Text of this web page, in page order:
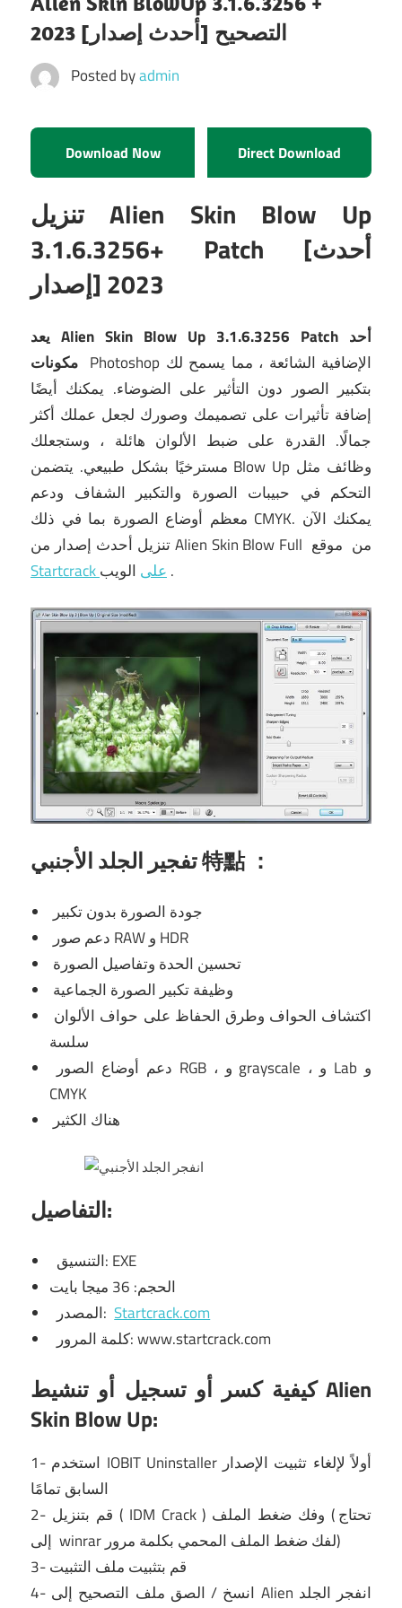
التصحيح [أحدث إصدار] 2023
Posted byadmin
Download Now Direct Download
تنزيل Alien Skin Blow Up
3.1.6.3256+ Patch [أحدث
إصدار] 2023
يعد Alien Skin Blow Up 3.1.6.3256 Patch أحد
مكونات Photoshop الإضافية الشائعة ، مما يسمح لك
بتكبير الصور دون التأثير على الضوضاء. يمكنك أيضًا
إضافة تأثيرات على تصميمك وصورك لجعل عملك أكثر
جمالًا. القدرة على ضبط الألوان هائلة ، وستجعلك
مسترخيًا بشكل طبيعي. يتضمن Blow Up وظائف مثل
التحكم في حبيبات الصورة والتكبير الشفاف ودعم
معظم أوضاع الصورة بما في ذلك CMYK. يمكنك الآن
تنزيل أحدث إصدار من Alien Skin Blow Full
من موقع
Startcrack على.
تفجير الجلد الأجنبي 特點 ：
جودة الصورة بدون تكبير
دعم صور RAW و HDR
تحسين الحدة وتفاصيل الصورة
وظيفة تكبير الصورة الجماعية
سلسة
CMYK
هناك الكثير
التفاصيل:
التنسيق: EXE
الحجم: 36 ميجا بايت
المصدر:Startcrack.com
كلمة المرور: www.startcrack.com
كيفية كسر أو تسجيل أو تنشيط Alien
Skin Blow Up:
IOBIT Uninstaller أولاً لإلغاء تثبيت الإصدار
2- قم بتنزيل ( IDM Crack
) وفك ضغط الملف (تحتاج
winrar
لفك ضغط الملف المحمي بكلمة مرور)
3- قم بتثبيت ملف التثبيت
4- انسخ / الصق ملف التصحيح إلى Alien انفجر الجلد